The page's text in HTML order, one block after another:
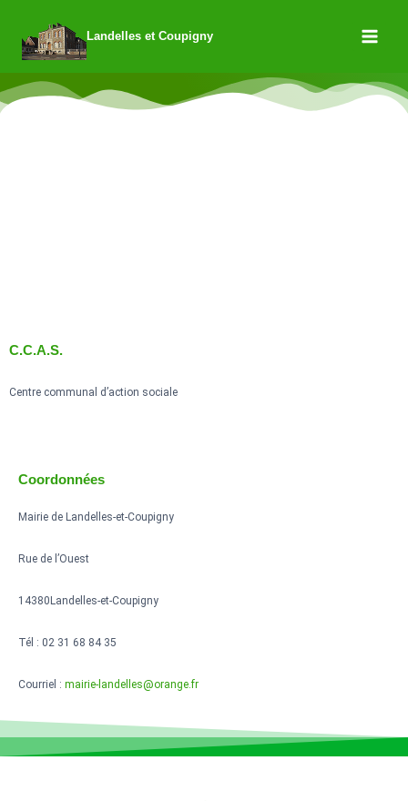
Landelles et Coupigny
C.C.A.S.
Centre communal d’action sociale
Coordonnées
Mairie de Landelles-et-Coupigny
Rue de l’Ouest
14380Landelles-et-Coupigny
Tél : 02 31 68 84 35
Courriel : mairie-landelles@orange.fr